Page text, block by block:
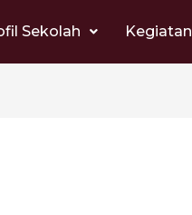
Sekolah Kegiatan